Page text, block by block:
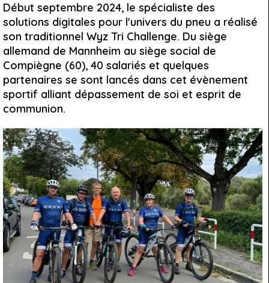
Début septembre 2024, le spécialiste des
solutions digitales pour l'univers du pneu a réalisé
son traditionnel Wyz Tri Challenge. Du siège
allemand de Mannheim au siège social de
Compiègne (60), 40 salariés et quelques
partenaires se sont lancés dans cet évènement
sportif alliant dépassement de soi et esprit de
communion.